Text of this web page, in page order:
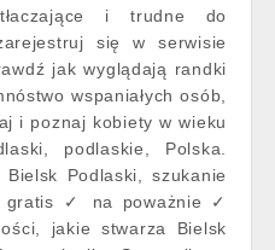
i trudne do
się w serwisie
jak wyglądają randki
wspaniałych osób,
i poznaj kobiety w wieku
podlaskie, Polska.
Podlaski, szukanie
gratis ✓ na poważnie ✓
jakie stwarza Bielsk